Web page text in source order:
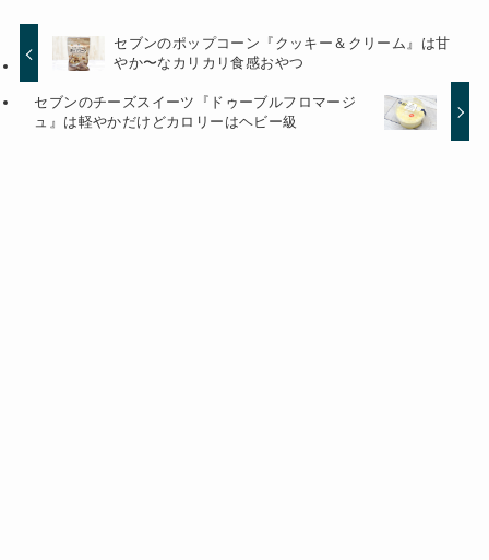
セブンのポップコーン『クッキー＆クリーム』は甘
やか〜なカリカリ食感おやつ
セブンのチーズスイーツ『ドゥーブルフロマージ
ュ』は軽やかだけどカロリーはヘビー級